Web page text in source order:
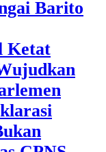
Barito
Ketat